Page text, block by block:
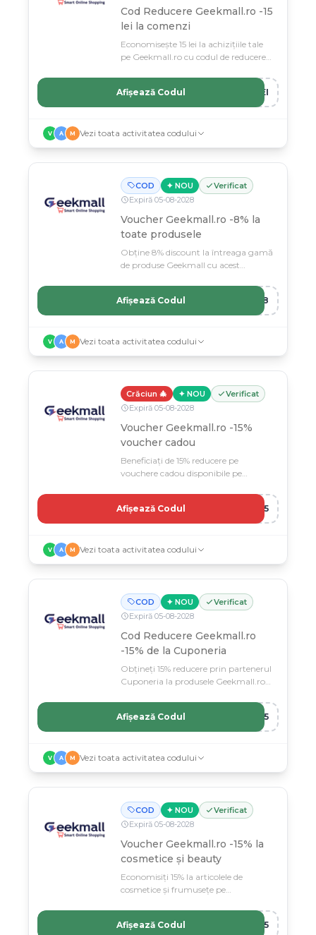
Cod Reducere Geekmall.ro -15
lei la comenzi
Economisește 15 lei la achizițiile tale
pe Geekmall.ro cu codul de reducere
LEI
Afișează Codul
V A M Vezi toata activitatea codului
COD ✦ NOU
Verificat
Expiră 05-08-2028
Voucher Geekmall.ro -8% la
toate produsele
Obține 8% discount la întreaga gamă
de produse Geekmall cu acest
LL8
Afișează Codul
V A M Vezi toata activitatea codului
Crăciun 🎄 ✦ NOU
Verificat
Expiră 05-08-2028
Voucher Geekmall.ro -15%
voucher cadou
Beneficiați de 15% reducere pe
vouchere cadou disponibile pe
K15
Afișează Codul
V A M Vezi toata activitatea codului
COD ✦ NOU
Verificat
Expiră 05-08-2028
Cod Reducere Geekmall.ro
-15% de la Cuponeria
Obțineți 15% reducere prin partenerul
Cuponeria la produsele Geekmall.ro
A15
Afișează Codul
V A M Vezi toata activitatea codului
COD ✦ NOU
Verificat
Expiră 05-08-2028
Voucher Geekmall.ro -15% la
cosmetice și beauty
Economisiți 15% la articolele de
cosmetice și frumusețe pe
K15
Afișează Codul